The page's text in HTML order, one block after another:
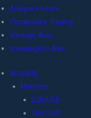
Analyses Forex
Vocabulaire Trading
Vantage Avis
InvestingPro Avis
Actualité
Marchés
EUR/USD
GBP/USD